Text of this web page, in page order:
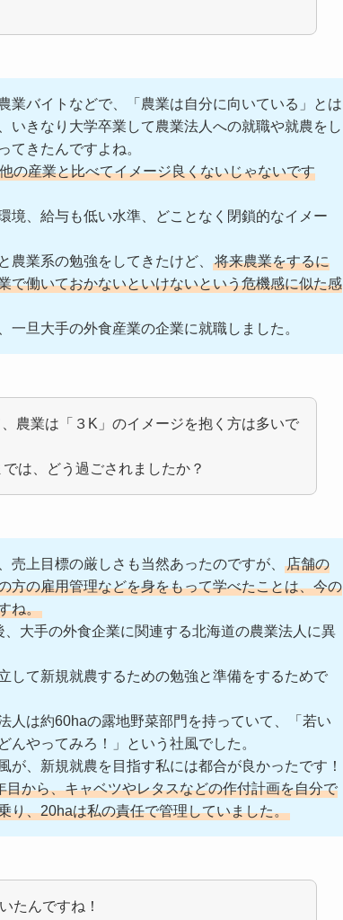
業バイトなどで、「農業は自分に向いている」とは
いきなり大学卒業して農業法人への就職や就農をし
てきたんですよね。
の産業と比べてイメージ良くないじゃないです
境、給与も低い水準、どことなく閉鎖的なイメー
農業系の勉強をしてきたけど、
将来農業をするに
で働いておかないといけないという危機感に似た感
一旦大手の外食産業の企業に就職しました。
農業は「３K」のイメージを抱く方は多いで
は、どう過ごされましたか？
売上目標の厳しさも当然あったのですが、
店舗の
方の雇用管理などを身をもって学べたことは、今の
ね。
、大手の外食企業に関連する北海道の農業法人に異
して新規就農するための勉強と準備をするためで
人は約60haの露地野菜部門を持っていて、「若い
んやってみろ！」という社風でした。
が、新規就農を目指す私には都合が良かったです！
目から、キャベツやレタスなどの作付計画を自分で
り、20haは私の責任で管理していました。
たんですね！